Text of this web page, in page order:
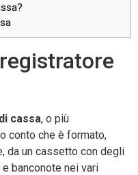
cassa, o più
conto che è formato,
da un cassetto con degli
banconote nei vari